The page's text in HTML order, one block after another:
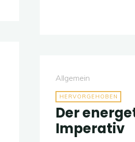
Allgemein
HERVORGEHOBEN
Der
Imperativ